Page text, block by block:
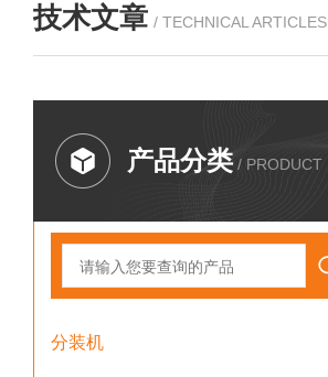
技术文章 / TECHNICAL ARTICLES
产品分类 / PRODUCT
分装机